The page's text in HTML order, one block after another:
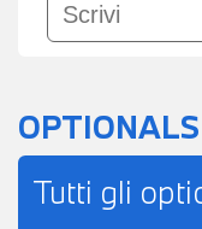
Tutti gli